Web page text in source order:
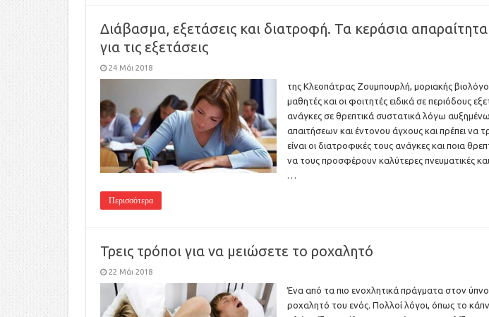
Διάβασμα, εξετάσεις και διατροφή. Τα κεράσια
για τις εξετάσεις
24 Μάι 2018
της Kλεοπάτρας Ζουμπουρλή, μοριακής
μαθητές και οι φοιτητές ειδικά σε περιόδους
ανάγκες σε θρεπτικά συστατικά λόγω
απαιτήσεων και έντονου άγχους και πρέπει να
είναι οι διατροφικές τους ανάγκες και ποια
να τους προσφέρουν καλύτερες πνευματικές
…
Περισσότερα
Τρεις τρόποι για να μειώσετε το ροχαλητό
22 Μάι 2018
Ένα από τα πιο ενοχλητικά πράγματα στον ύπνο
ροχαλητό του ενός. Πολλοί λόγοι, όπως το